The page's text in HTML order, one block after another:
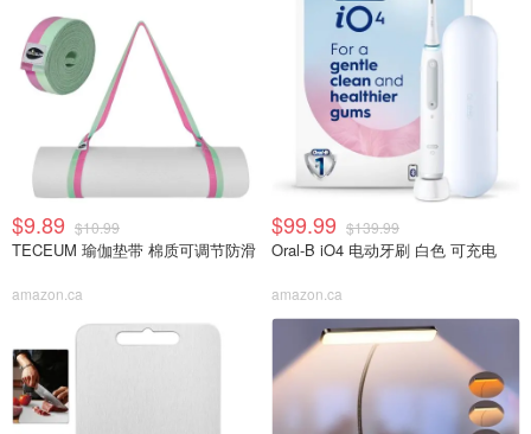
$9.89 $10.99
TECEUM 瑜伽垫带 棉质可调节防滑
amazon.ca
$99.99 $139.99
Oral-B iO4 电动牙刷 白色 可充电
amazon.ca